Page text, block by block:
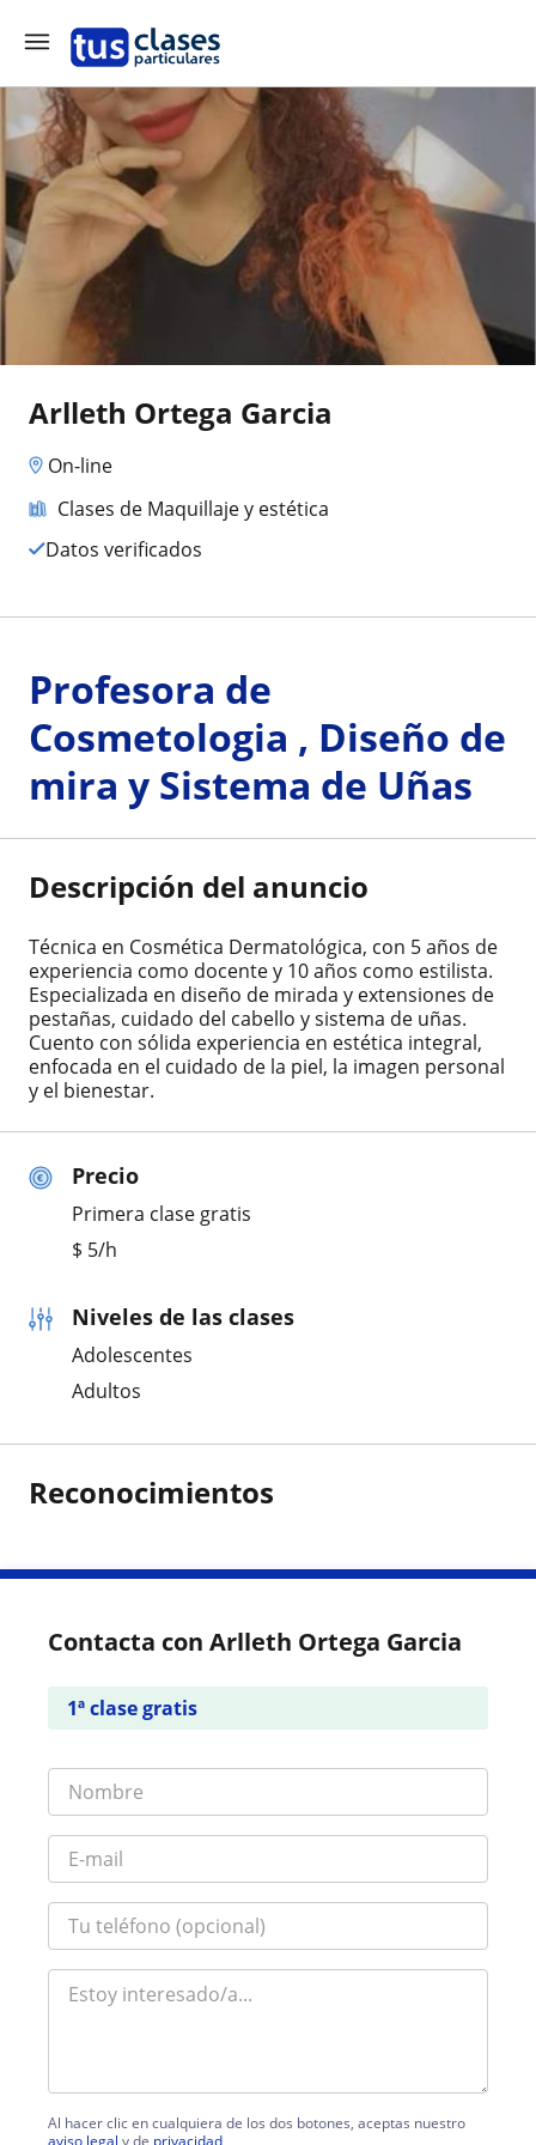
Arlleth Ortega Garcia
On-line
Clases de Maquillaje y estética
Datos verificados
Precio
Primera clase gratis
$ 5/h
Niveles de las clases
Adolescentes
Adultos
Profesora de
Cosmetologia , Diseño de
mira y Sistema de Uñas
Descripción del anuncio
Técnica en Cosmética Dermatológica, con 5 años de
experiencia como docente y 10 años como estilista.
Especializada en diseño de mirada y extensiones de
pestañas, cuidado del cabello y sistema de uñas.
Cuento con sólida experiencia en estética integral,
enfocada en el cuidado de la piel, la imagen personal
y el bienestar.
Reconocimientos
Contacta con Arlleth Ortega Garcia
1ª clase gratis
Al hacer clic en cualquiera de los dos botones, aceptas nuestro
aviso legal y de privacidad